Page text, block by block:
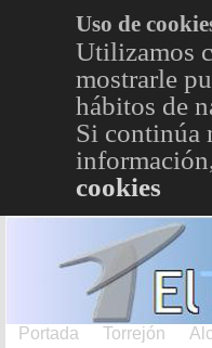
Uso de
Utilizamos
mostrarle
hábitos de
Si continúa
cookies
Portada Torrejón